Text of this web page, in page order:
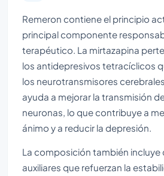
Remeron contiene el principio
principal componente
terapéutico. La mirtazapina
los antidepresivos tetracíclicos
los neurotransmisores
ayuda a mejorar la transmisión
neuronas, lo que contribuye a
ánimo y a reducir la depresión.
La composición también
auxiliares que refuerzan la